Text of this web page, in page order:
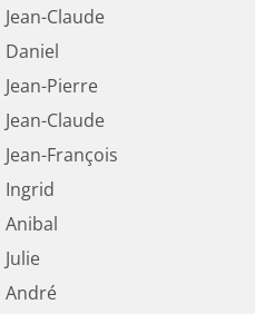
Jean-Claude
Daniel
Jean-Pierre
Jean-Claude
Jean-François
Ingrid
Anibal
Julie
André